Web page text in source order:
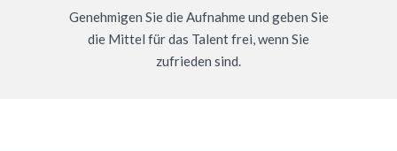
Genehmigen Sie die Aufnahme und geben Sie
die Mittel für das Talent frei, wenn Sie
zufrieden sind.